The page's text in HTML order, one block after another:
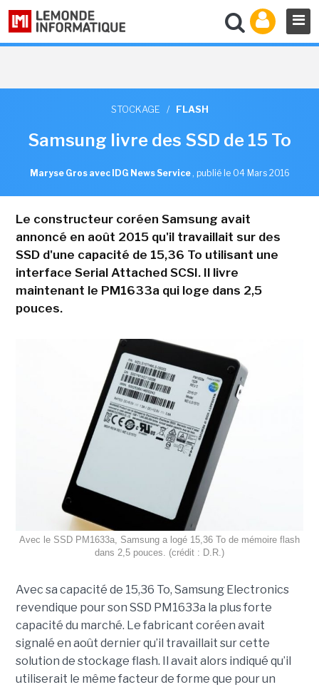
STOCKAGE / FLASH
Samsung livre des SSD de 15 To
Maryse Gros avec IDG News Service , publié le 04 Mars 2016
Le constructeur coréen Samsung avait
annoncé en août 2015 qu'il travaillait sur des
SSD d'une capacité de 15,36 To utilisant une
interface Serial Attached SCSI. Il livre
maintenant le PM1633a qui loge dans 2,5
pouces.
Avec le SSD PM1633a, Samsung a logé 15,36 To de mémoire flash
dans 2,5 pouces. (crédit : D.R.)
Avec sa capacité de 15,36 To, Samsung Electronics
revendique pour son SSD PM1633a la plus forte
capacité du marché. Le fabricant coréen avait
signalé en août dernier qu’il travaillait sur cette
solution de stockage flash. Il avait alors indiqué qu’il
utiliserait le même facteur de forme que pour un